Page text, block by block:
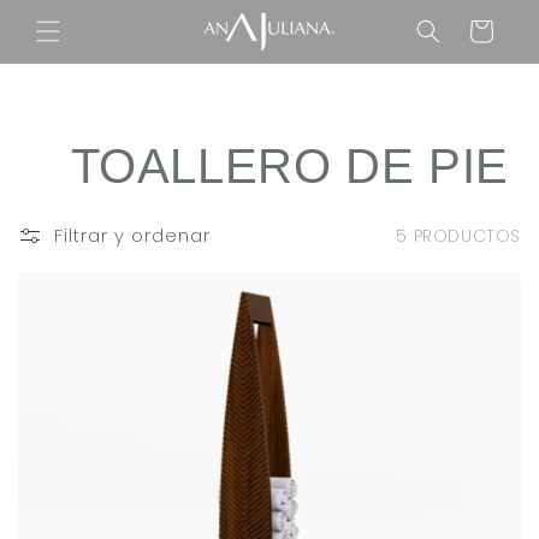
directamente
al contenido
Carrito
C
O
TOALLERO DE PIE
Filtrar y ordenar 5 PRODUCTOS